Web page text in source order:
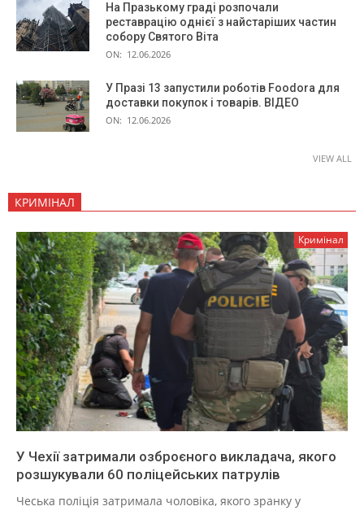
На Празькому граді розпочали
реставрацію однієї з найстаріших частин
собору Святого Віта
ON: 12.06.2026
У Празі 13 запустили роботів Foodora для
доставки покупок і товарів. ВІДЕО
ON: 12.06.2026
VIEW ALL
КРИМІНАЛ
Кримінал
У Чехії затримали озброєного викладача, якого
розшукували 60 поліцейських патрулів
Чеська поліція затримала чоловіка, якого зранку у